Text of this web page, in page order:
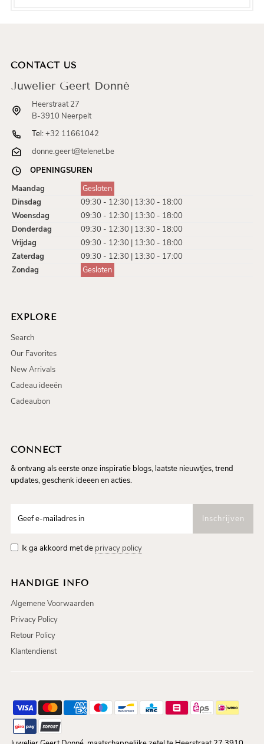
CONTACT US
Juwelier Geert Donné
Heerstraat 27
B-3910 Neerpelt
Tel:+32 11661042
donne.geert@telenet.be
OPENINGSUREN
Maandag
Gesloten
Dinsdag
09:30 - 12:30 | 13:30 - 18:00
Woensdag
09:30 - 12:30 | 13:30 - 18:00
Donderdag
09:30 - 12:30 | 13:30 - 18:00
Vrijdag
09:30 - 12:30 | 13:30 - 18:00
Zaterdag
09:30 - 12:30 | 13:30 - 17:00
Zondag
Gesloten
EXPLORE
Search
Our Favorites
New Arrivals
Cadeau ideeën
Cadeaubon
CONNECT
& ontvang als eerste onze inspiratie blogs, laatste nieuwtjes, trend
updates, geschenk ideeen en acties.
Ik ga akkoord met de privacy policy
HANDIGE INFO
Algemene Voorwaarden
Privacy Policy
Retour Policy
Klantendienst